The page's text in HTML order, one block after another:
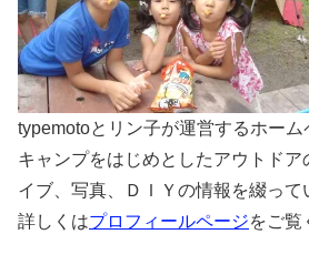
typemotoとリン子が運営するホーム
キャンプをはじめとしたアウトドア
イブ、写真、ＤＩＹの情報を綴って
詳しくはプロフィールページをご覧